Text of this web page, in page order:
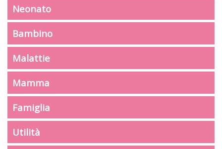
Neonato
Bambino
Malattie
Mamma
Famiglia
Utilità